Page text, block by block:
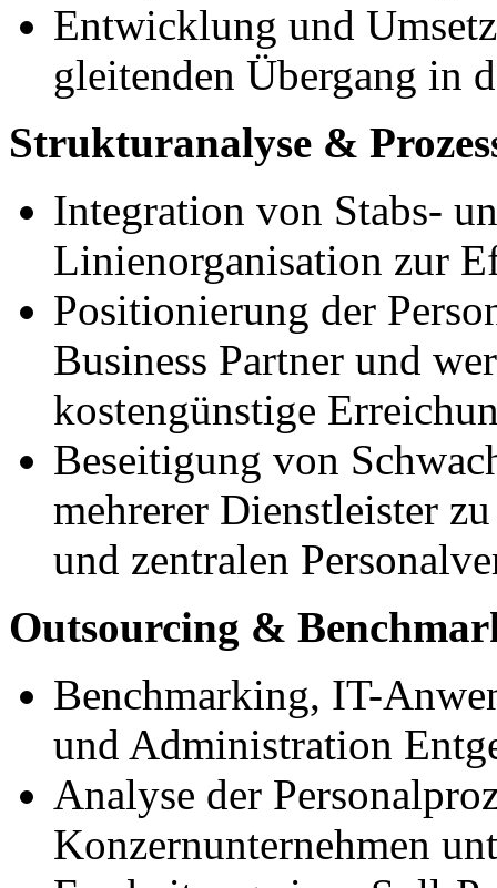
Entwicklung und
gleitenden Übergang in
Strukturanalyse &
Integration von Stabs-
Linienorganisation zur
Positionierung der
Business Partner und
kostengünstige
Beseitigung von
mehrerer Dienstleister
und zentralen
Outsourcing &
Benchmarking, IT-
und Administration
Analyse der
Konzernunternehmen